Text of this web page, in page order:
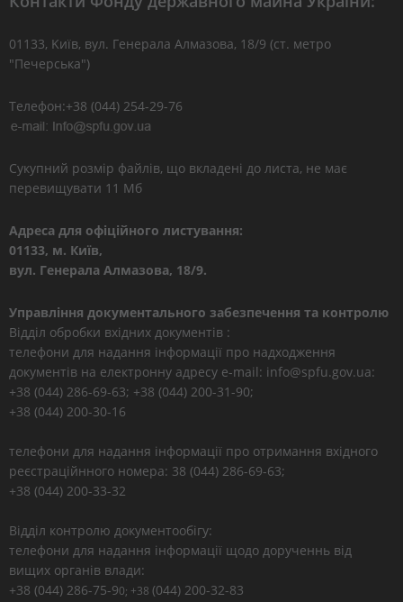
01133, Kиїв, вул. Генерала Алмазова, 18/9 (ст. метро
"Печерська")
Телефон:+38 (044) 254-29-76
Сукупний розмір файлів, що вкладені до листа, не має
перевищувати 11 Мб
Адреса для офіційного листування:
01133, м. Київ,
вул. Генерала Алмазова, 18/9.
Управління документального забезпечення та контролю
Відділ обробки вхідних документів :
телефони для надання інформації про надходження
документів на електронну адресу e-mail: info@spfu.gov.ua:
+38 (044) 286-69-63; +38 (044) 200-31-90;
+38 (044) 200-30-16
телефони для надання інформації про отримання вхідного
реєстраційнного номера: 38 (044) 286-69-63;
+38 (044) 200-33-32
Відділ контролю документообігу:
телефони для надання інформації щодо дорученнь від
вищих органів влади:
+38 (044) 286-75-90; +38 (044) 200-32-83